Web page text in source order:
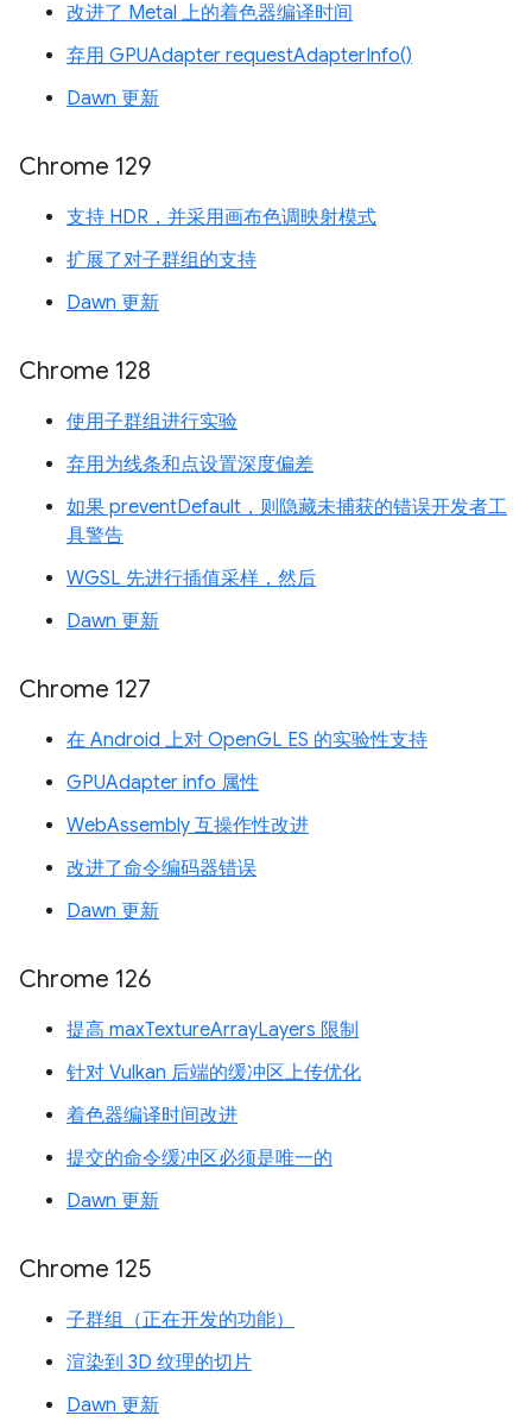
改进了 Metal 上的着色器编译时间
弃用 GPUAdapter requestAdapterInfo()
Dawn 更新
Chrome 129
支持 HDR，并采用画布色调映射模式
扩展了对子群组的支持
Dawn 更新
Chrome 128
使用子群组进行实验
弃用为线条和点设置深度偏差
如果 preventDefault，则隐藏未捕获的错误开发者工
具警告
WGSL 先进行插值采样，然后
Dawn 更新
Chrome 127
在 Android 上对 OpenGL ES 的实验性支持
GPUAdapter info 属性
WebAssembly 互操作性改进
改进了命令编码器错误
Dawn 更新
Chrome 126
提高 maxTextureArrayLayers 限制
针对 Vulkan 后端的缓冲区上传优化
着色器编译时间改进
提交的命令缓冲区必须是唯一的
Dawn 更新
Chrome 125
子群组（正在开发的功能）
渲染到 3D 纹理的切片
Dawn 更新